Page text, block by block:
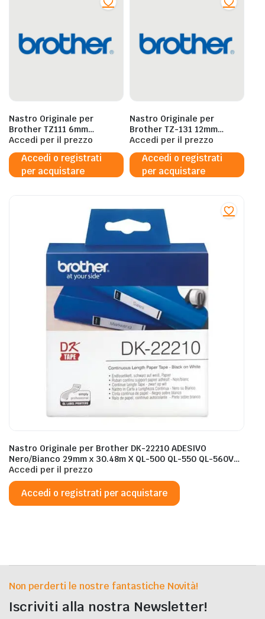
Nastro Originale per
Brother TZ111 6mm
Nero/Trasparente x PT900
PT-H75 PT-1080BTS
Accedi per il prezzo
Accedi o registrati
per acquistare
Nastro Originale per
Brother TZ-131 12mm
Nero/Trasparente x PT900
PT-H75 PT-1080BTS
Accedi per il prezzo
Accedi o registrati
per acquistare
Nastro Originale per Brother DK-22210 ADESIVO
Nero/Bianco 29mm x 30.48m X QL-500 QL-550 QL-560VP
QL-570 QL-700 QL-710W QL-800 QL-810W
Accedi per il prezzo
Accedi o registrati per acquistare
Non perderti le nostre fantastiche Novità!
Iscriviti alla nostra Newsletter!